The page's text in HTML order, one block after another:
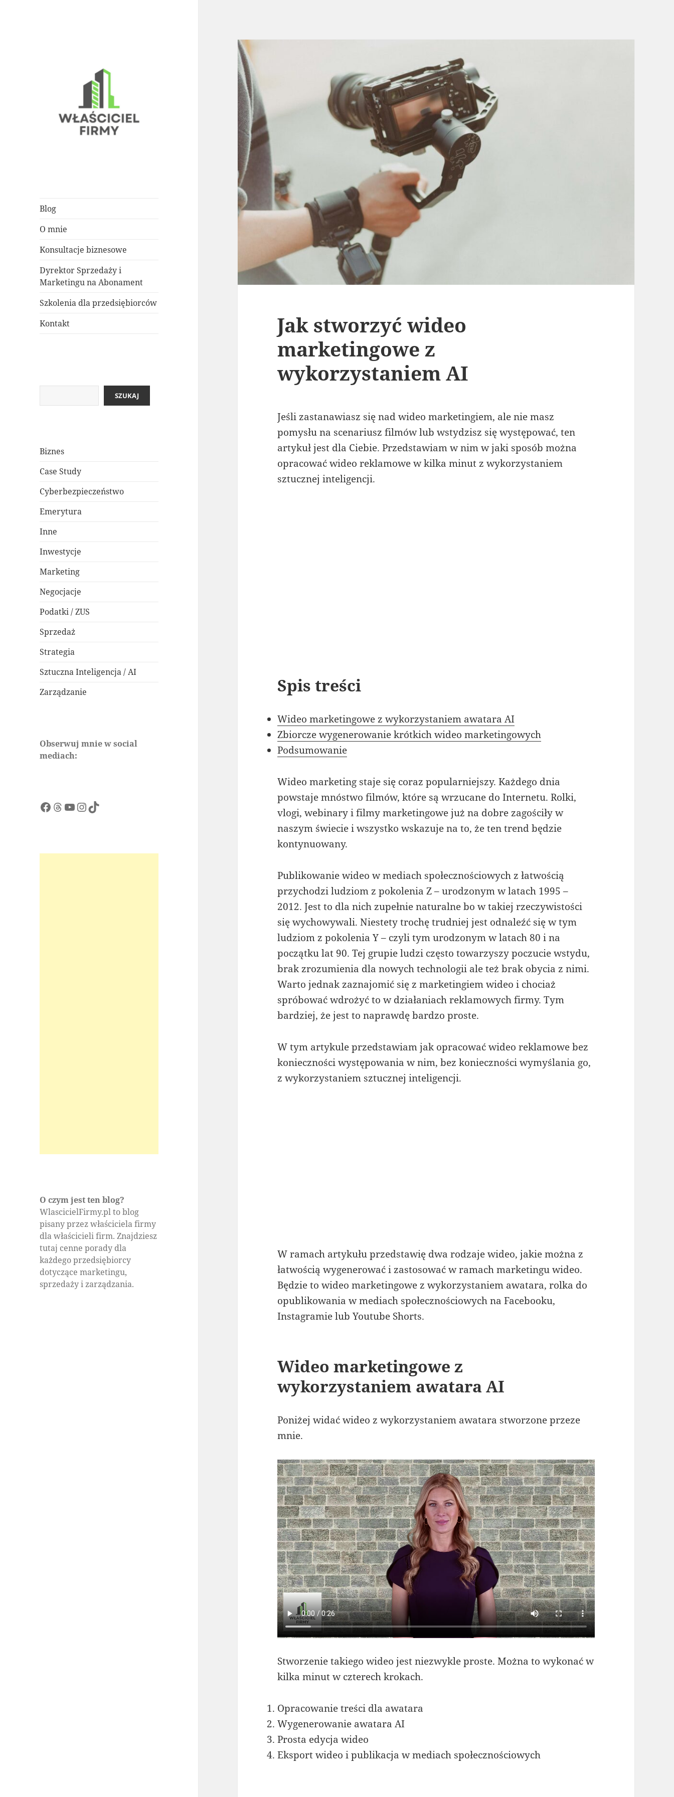
Blog
O mnie
Konsultacje biznesowe
Dyrektor Sprzedaży i
Marketingu na Abonament
Szkolenia dla przedsiębiorców
Kontakt
SZUKAJ
Biznes
Case Study
Cyberbezpieczeństwo
Emerytura
Inne
Inwestycje
Marketing
Negocjacje
Podatki / ZUS
Sprzedaż
Strategia
Sztuczna Inteligencja / AI
Zarządzanie
Obserwuj mnie w social
mediach:
Facebook
Threads
YouTube
Instagram
TikTok
O czym jest ten blog?
WlascicielFirmy.pl to blog
pisany przez właściciela firmy
dla właścicieli firm. Znajdziesz
tutaj cenne porady dla
każdego przedsiębiorcy
dotyczące marketingu,
sprzedaży i zarządzania.
Jak stworzyć wideo
marketingowe z
wykorzystaniem AI
Jeśli zastanawiasz się nad wideo marketingiem, ale nie masz
pomysłu na scenariusz filmów lub wstydzisz się występować, ten
artykuł jest dla Ciebie. Przedstawiam w nim w jaki sposób można
opracować wideo reklamowe w kilka minut z wykorzystaniem
sztucznej inteligencji.
Spis treści
Wideo marketingowe z wykorzystaniem awatara AI
Zbiorcze wygenerowanie krótkich wideo marketingowych
Podsumowanie
Wideo marketing staje się coraz popularniejszy. Każdego dnia
powstaje mnóstwo filmów, które są wrzucane do Internetu. Rolki,
vlogi, webinary i filmy marketingowe już na dobre zagościły w
naszym świecie i wszystko wskazuje na to, że ten trend będzie
kontynuowany.
Publikowanie wideo w mediach społecznościowych z łatwością
przychodzi ludziom z pokolenia Z – urodzonym w latach 1995 –
2012. Jest to dla nich zupełnie naturalne bo w takiej rzeczywistości
się wychowywali. Niestety trochę trudniej jest odnaleźć się w tym
ludziom z pokolenia Y – czyli tym urodzonym w latach 80 i na
początku lat 90. Tej grupie ludzi często towarzyszy poczucie wstydu,
brak zrozumienia dla nowych technologii ale też brak obycia z nimi.
Warto jednak zaznajomić się z marketingiem wideo i chociaż
spróbować wdrożyć to w działaniach reklamowych firmy. Tym
bardziej, że jest to naprawdę bardzo proste.
W tym artykule przedstawiam jak opracować wideo reklamowe bez
konieczności występowania w nim, bez konieczności wymyślania go,
z wykorzystaniem sztucznej inteligencji.
W ramach artykułu przedstawię dwa rodzaje wideo, jakie można z
łatwością wygenerować i zastosować w ramach marketingu wideo.
Będzie to wideo marketingowe z wykorzystaniem awatara, rolka do
opublikowania w mediach społecznościowych na Facebooku,
Instagramie lub Youtube Shorts.
Wideo marketingowe z
wykorzystaniem awatara AI
Poniżej widać wideo z wykorzystaniem awatara stworzone przeze
mnie.
Stworzenie takiego wideo jest niezwykle proste. Można to wykonać w
kilka minut w czterech krokach.
Opracowanie treści dla awatara
Wygenerowanie awatara AI
Prosta edycja wideo
Eksport wideo i publikacja w mediach społecznościowych